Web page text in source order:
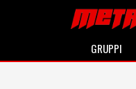
GRUPPI